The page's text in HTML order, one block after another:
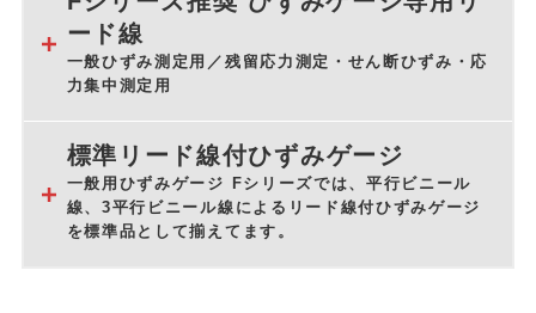
ード線
一般ひずみ測定用／残留応力測定・せん断ひずみ・応
力集中測定用
標準リード線付ひずみゲージ
一般用ひずみゲージ Fシリーズでは、平行ビニール
線、3平行ビニール線によるリード線付ひずみゲージ
を標準品として揃えてます。